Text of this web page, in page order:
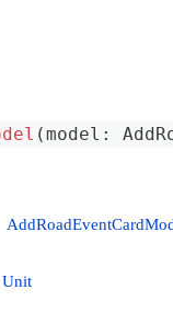
(model :
Unit